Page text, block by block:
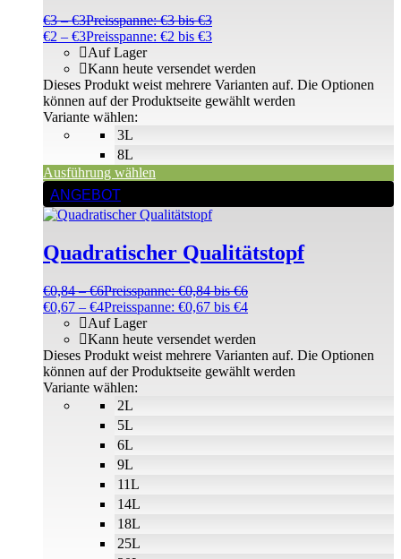
€3 –€3Preisspanne: €3 bis €3
€2 – €3Preisspanne: €2 bis €3
3L
8L
Auf Lager
Kann heute versendet werden
Variante wählen:
Ausführung wählen
Dieses Produkt weist mehrere Varianten auf. Die Optionen
können auf der Produktseite gewählt werden
ANGEBOT
Quadratischer Qualitätstopf
€0,84 –€6Preisspanne: €0,84 bis €6
€0,67 – €4Preisspanne: €0,67 bis €4
2L
5L
6L
9L
11L
14L
18L
25L
Auf Lager
Kann heute versendet werden
Variante wählen:
Dieses Produkt weist mehrere Varianten auf. Die Optionen
können auf der Produktseite gewählt werden